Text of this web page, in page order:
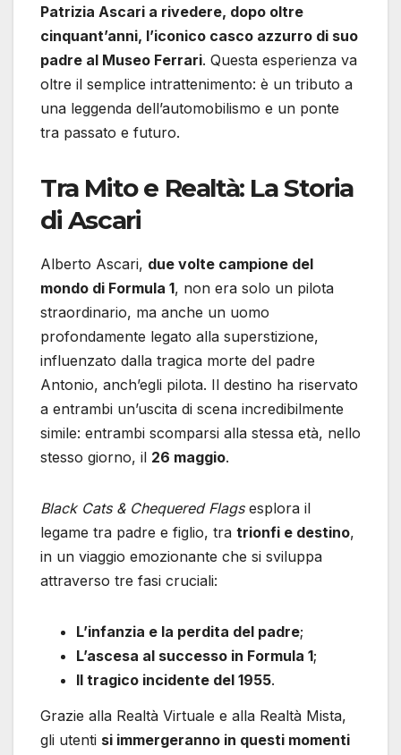
Patrizia Ascari a rivedere, dopo oltre
cinquant’anni, l’iconico casco azzurro di suo
padre al Museo Ferrari. Questa esperienza va
oltre il semplice intrattenimento: è un tributo a
una leggenda dell’automobilismo e un ponte
tra passato e futuro.
Tra Mito e Realtà: La Storia
di Ascari
Alberto Ascari, due volte campione del
mondo di Formula 1, non era solo un pilota
straordinario, ma anche un uomo
profondamente legato alla superstizione,
influenzato dalla tragica morte del padre
Antonio, anch’egli pilota. Il destino ha riservato
a entrambi un’uscita di scena incredibilmente
simile: entrambi scomparsi alla stessa età, nello
stesso giorno, il 26 maggio.
Black Cats & Chequered Flagsesplora il
legame tra padre e figlio, tra trionfi e destino,
in un viaggio emozionante che si sviluppa
attraverso tre fasi cruciali:
L’infanzia e la perdita del padre;
L’ascesa al successo in Formula 1;
Il tragico incidente del 1955.
Grazie alla Realtà Virtuale e alla Realtà Mista,
gli utenti si immergeranno in questi momenti